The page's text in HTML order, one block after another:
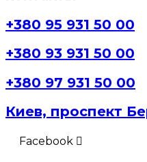
+380 95 931 50 00
+380 93 931 50 00
+380 97 931 50 00
Киев, проспект
Facebook